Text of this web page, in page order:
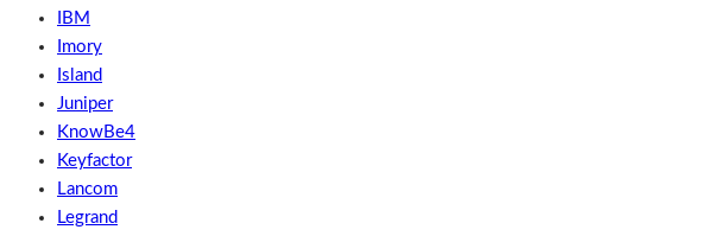
IBM
Imory
Island
Juniper
KnowBe4
Keyfactor
Lancom
Legrand